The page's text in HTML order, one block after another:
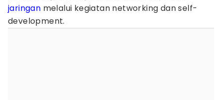
jaringan melalui kegiatan networking dan self-
development.